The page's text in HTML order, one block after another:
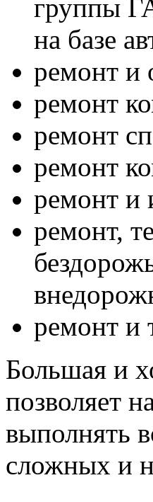
группы
на базе
ремонт и
ремонт
ремонт
ремонт
ремонт и
ремонт,
ремонт и
Большая и
позволяет
выполнять
сложных и